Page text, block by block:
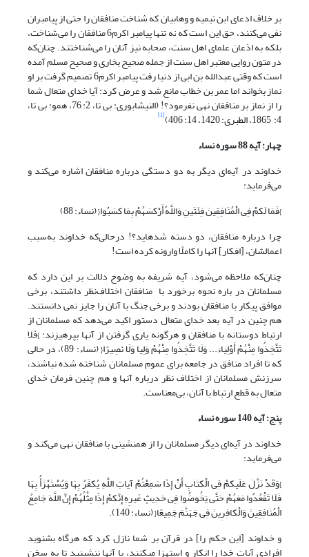
بر خلاف ادعای ابن تیمیه و وهابیان که شناخت منافقان را حتی از پیامبران
نفی می‌کنند، حق این است که نه تنها پیامبر اکرم6 منافقان را می‌شناخت،
بلکه به اذعان علمای اهل سنت، صحابه نیز آنان را می‌شناختند. چنان‌که
در متون روایی معتبر اهل سنت از جمله صحیح بخاری و صحیح مسلم آمده
است که وقتی عبدالله بن ابی از دنیا رفت پیامبر اکرم6 تصمیم گرفت بر او
نماز بخواند اما عمر بن خطاب مانع شد و عرض کرد: آیا خدای متعال شما
را از نماز بر منافقان نهی نفرمود؟! (النیشابوری: بی تا، 2: 76، همو: بی تا،
4: 1865، الطبری: 1420، 14: 406) [1]
چهار: آیه 88 سوره نساء
خداوند در آیه‌ای دیگر به دو دستگی درباره منافقان اشاره می‌کند و
می‌فرماید:
}فَمَا لَکمْ فِی الْمُنَافِقِینَ فِئَتَینِ وَاللَّهُ أَرْکسَهُمْ بِمَا کسَبُوا{ (نساء: 88)
چرا درباره منافقان، دو دسته شده‏اید؟! درحالی‌که خداوند به‌سبب
اعمالشان، [افکار] آنها را کاملًا وارونه کرده است!
چنان‌که ملاحظه می‌شود، آیه شریفه به وضوح دلالت بر این دارد که
مسلمانان در باره نحوه برخورد با منافقان اختلاف‌نظر داشتند، برخی
موافق پیکار با منافقان بودند و برخی جنگ با آنان را جایز نمی دانستند.
هم چنین در آیه بعد خدای متعال دستور اکید می‌دهد که مسلمانان از
ارتباط دوستانه با منافقان و هرگونه یاری گرفتن از آنها بپرهیزند: }فَلَا
تَتَّخِذُوا مِنْهُمْ أَوْلِیاءَ... وَلَا تَتَّخِذُوا مِنْهُمْ وَلِیا وَلَا نَصِیرًا{ (نساء: 89)، در حالی
که تا افراد منافق در جامعه برای عموم مسلمانان شناخته شده نباشند،
سرزنش مسلمانان از اختلاف نظر درباره آنها و هم چنین فرمان خدای
متعال به قطع ارتباط با آنان، بی‌معناست.
پنج: آیه 140 سوره نساء
خداوند در آیه‌ای دیگر مسلمانان را از همنشینی با منافقان نهی می‌کند و
می‌فرماید:
}وَقَدْ نَزَّلَ عَلَیکمْ فِی الْکتَابِ أَنْ إِذَا سَمِعْتُمْ آیاتِ اللَّهِ یُکفَرُ بِهَا وَیُسْتَهْزَأُ بِهَا
فَلَا تَقْعُدُوا مَعَهُمْ حَتَّی یَخُوضُوا فِی حَدِیثٍ غَیرِهِ إِنَّکمْ إِذًا مِثْلُهُمْ إِنَّ اللَّهَ جَامِعُ
الْمُنَافِقِینَ وَالْکافِرِینَ فِی جَهَنَّمَ جَمِیعًا{ (نساء: 140).
و خداوند [این حکم را] در قرآن بر شما نازل کرد که هرگاه بشنوید
افرادی آیات خدا را انکار و استهزا می‏کنند، با آنها ننشینید تا به سخن